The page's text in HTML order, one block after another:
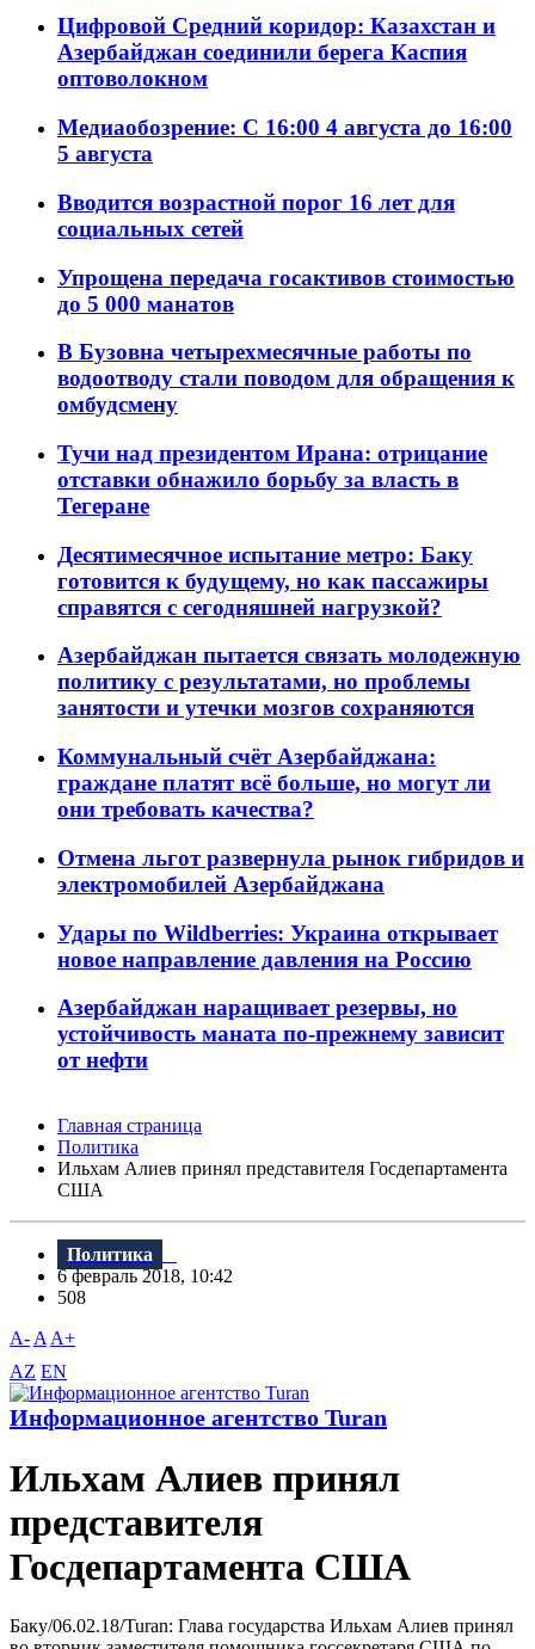
Цифровой Средний коридор: Казахстан и
Азербайджан соединили берега Каспия
оптоволокном
Медиаобозрение: С 16:00 4 августа до 16:00
5 августа
Вводится возрастной порог 16 лет для
социальных сетей
Упрощена передача госактивов стоимостью
до 5 000 манатов
В Бузовна четырехмесячные работы по
водоотводу стали поводом для обращения к
омбудсмену
Тучи над президентом Ирана: отрицание
отставки обнажило борьбу за власть в
Тегеране
Десятимесячное испытание метро: Баку
готовится к будущему, но как пассажиры
справятся с сегодняшней нагрузкой?
Азербайджан пытается связать молодежную
политику с результатами, но проблемы
занятости и утечки мозгов сохраняются
Коммунальный счёт Азербайджана:
граждане платят всё больше, но могут ли
они требовать качества?
Отмена льгот развернула рынок гибридов и
электромобилей Азербайджана
Удары по Wildberries: Украина открывает
новое направление давления на Россию
Азербайджан наращивает резервы, но
устойчивость маната по-прежнему зависит
от нефти
Главная страница
Политика
Ильхам Алиев принял представителя Госдепартамента
США
Политика
6 февраль 2018, 10:42
508
A- A A+
AZ EN
Информационное агентство Turan
Ильхам Алиев принял
представителя
Госдепартамента США
Баку/06.02.18/Turan: Глава государства Ильхам Алиев принял